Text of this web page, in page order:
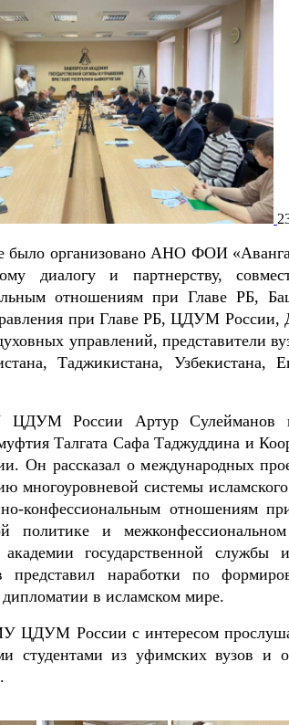
было организовано АНО ФОИ
диалогу и партнерству,
отношениям при Главе РБ,
при Главе РБ, ЦДУМ России,
управлений, представители
Таджикистана, Узбекистана,
России Артур Сулейманов
Талгата Сафа Таджуддина и
Он рассказал о международных
многоуровневой системы
конфессиональным отношениям
политике и
академии государственной
представил наработки по
дипломатии в исламском мире.
ЦДУМ России с интересом
студентами из уфимских вузов и